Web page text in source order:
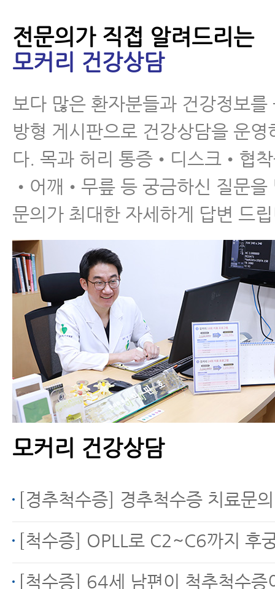
전문의가 직접 알려드리는
모커리 건강상담
보다 많은 환자분들과 건강정보를
방형 게시판으로 건강상담을 운영
다. 목과 허리 통증•디스크•협
•어깨•무릎 등 궁금하신 질문을
문의가 최대한 자세하게 답변 드
모커리 건강상담
[경추척수증] 경추척수증 치료문
[척수증] OPLL로 C2~C6까지 후궁
[척수증] 64세 남편이 척추척수증이라고 병원에서3일후